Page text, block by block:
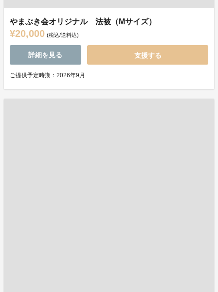
やまぶき会オリジナル 法被（Mサイズ）
¥20,000 (税込/送料込)
詳細を見る 支援する
ご提供予定時期：2026年9月